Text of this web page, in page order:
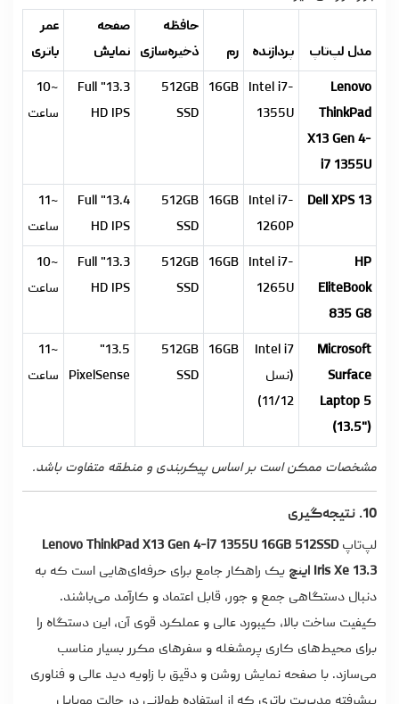
مدل لپ‌تاپ پردازنده رم
حافظه
ذخیره‌سازی
صفحه
نمایش
عمر
باتری
Lenovo
ThinkPad
X13 Gen 4-
i7 1355U
Intel i7-
1355U
16GB
512GB
SSD
13.3" Full
HD IPS
~10
ساعت
Dell XPS 13
Intel i7-
1260P
16GB
512GB
SSD
13.4" Full
HD IPS
~11
ساعت
HP
EliteBook
835 G8
Intel i7-
1265U
16GB
512GB
SSD
13.3" Full
HD IPS
~10
ساعت
Microsoft
Surface
Laptop 5
(13.5")
Intel i7
(نسل
11/12)
16GB
512GB
SSD
13.5"
PixelSense
~11
ساعت
مشخصات ممکن است بر اساس پیکربندی و منطقه متفاوت باشد.
10. نتیجه‌گیری
لپ‌تاپLenovo ThinkPad X13 Gen 4-i7 1355U 16GB 512SSD
Iris Xe 13.3 اینچ
یک راهکار جامع برای حرفه‌ای‌هایی است که به
دنبال دستگاهی جمع و جور، قابل اعتماد و کارآمد می‌باشند.
کیفیت ساخت بالا، کیبورد عالی و عملکرد قوی آن، این دستگاه را
برای محیط‌های کاری پرمشغله و سفرهای مکرر بسیار مناسب
می‌سازد. با صفحه نمایش روشن و دقیق با زاویه دید عالی و فناوری